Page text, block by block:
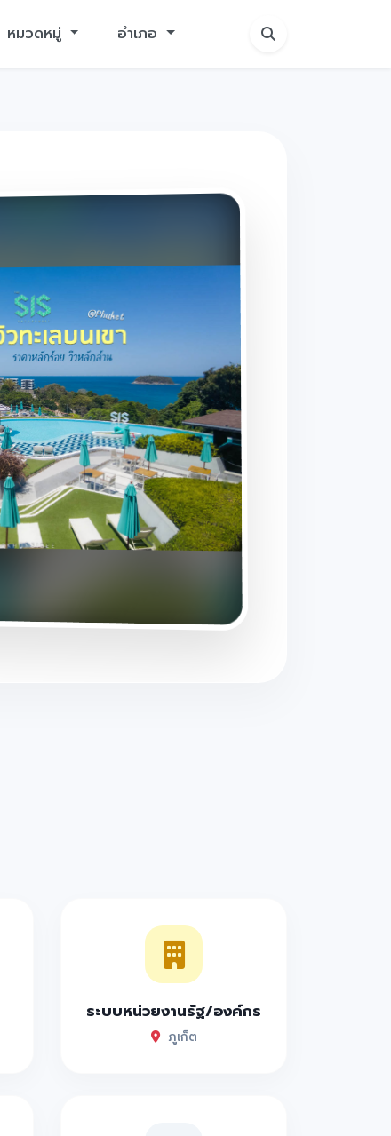
หมวดหมู่ อำเภอ
ระบบหน่วยงานรัฐ/องค์กร
ภูเก็ต